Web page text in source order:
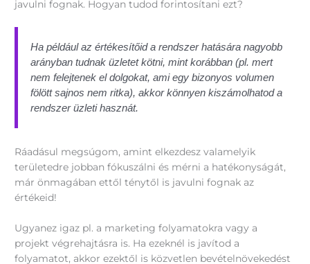
javulni fognak. Hogyan tudod forintosítani ezt?
Ha például az értékesítőid a rendszer hatására nagyobb
arányban tudnak üzletet kötni, mint korábban (pl. mert
nem felejtenek el dolgokat, ami egy bizonyos volumen
fölött sajnos nem ritka), akkor könnyen kiszámolhatod a
rendszer üzleti hasznát.
Ráadásul megsúgom, amint elkezdesz valamelyik
területedre jobban fókuszálni és mérni a hatékonyságát,
már önmagában ettől ténytől is javulni fognak az
értékeid!
Ugyanez igaz pl. a marketing folyamatokra vagy a
projekt végrehajtásra is. Ha ezeknél is javítod a
folyamatot, akkor ezektől is közvetlen bevételnövekedést